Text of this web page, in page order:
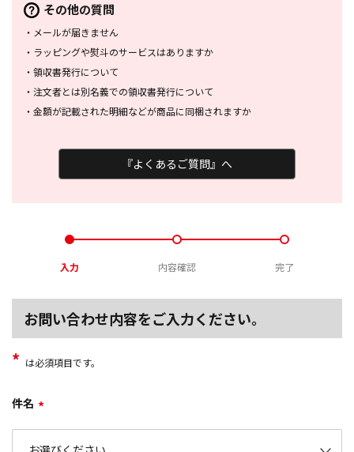
その他の質問
・ メールが届きません
・ ラッピングや熨斗のサービスはありますか
・ 領収書発行について
・ 注文者とは別名義での領収書発行について
・ 金額が記載された明細などが商品に同梱されますか
『よくあるご質問』へ
入力 内容確認 完了
お問い合わせ内容をご入力ください。
* は必須項目です。
件名 *